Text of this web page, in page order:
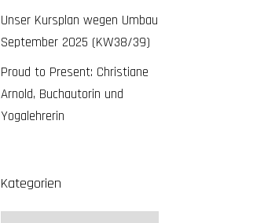
Unser Kursplan wegen Umbau
September 2025 (KW38/39)
Proud to Present: Christiane
Arnold, Buchautorin und
Yogalehrerin
Kategorien